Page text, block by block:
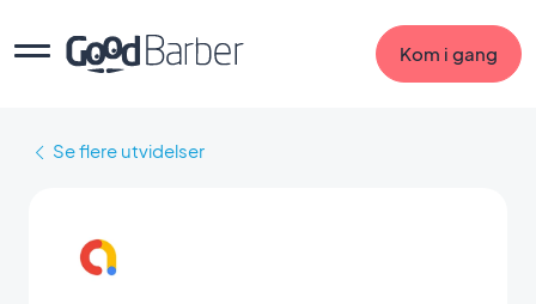
Kom i gang
Se flere utvidelser